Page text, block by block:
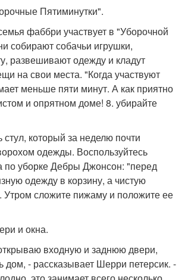
Пятиминутки".
фаббри участвует в "Уборочной
собирают собачьи игрушки,
развешивают одежду и кладут
на свои места. "Когда участвуют
меньше пяти минут. А как приятно
и опрятном доме! 8. убирайте
стул, который за неделю почти
одежды. Воспользуйтесь
по уборке Дебры Джонсон: "перед
одежду в корзину, а чистую
Утром сложите пижаму и положите ее
и окна.
входную и заднюю двери,
дом, - рассказывает Шерри петерсик. -